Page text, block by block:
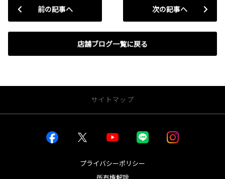
前の記事へ
店舗ブログ一覧に戻る
次の記事へ
サイトマップ
プライバシーポリシー